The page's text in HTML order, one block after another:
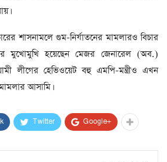
শাসনামলে গুম-নির্যাতনের মামলারও বিচার
মুখোমুখি হয়েছেন মেজর জেনারেল (অব.)
লীগের হেভিওয়েট বহু এমপি-মন্ত্রীও এখন
আসামি।
Twitter Google+